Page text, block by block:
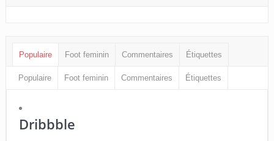
Populaire Foot feminin Commentaires Étiquettes
Populaire Foot feminin Commentaires Étiquettes
Dribbble